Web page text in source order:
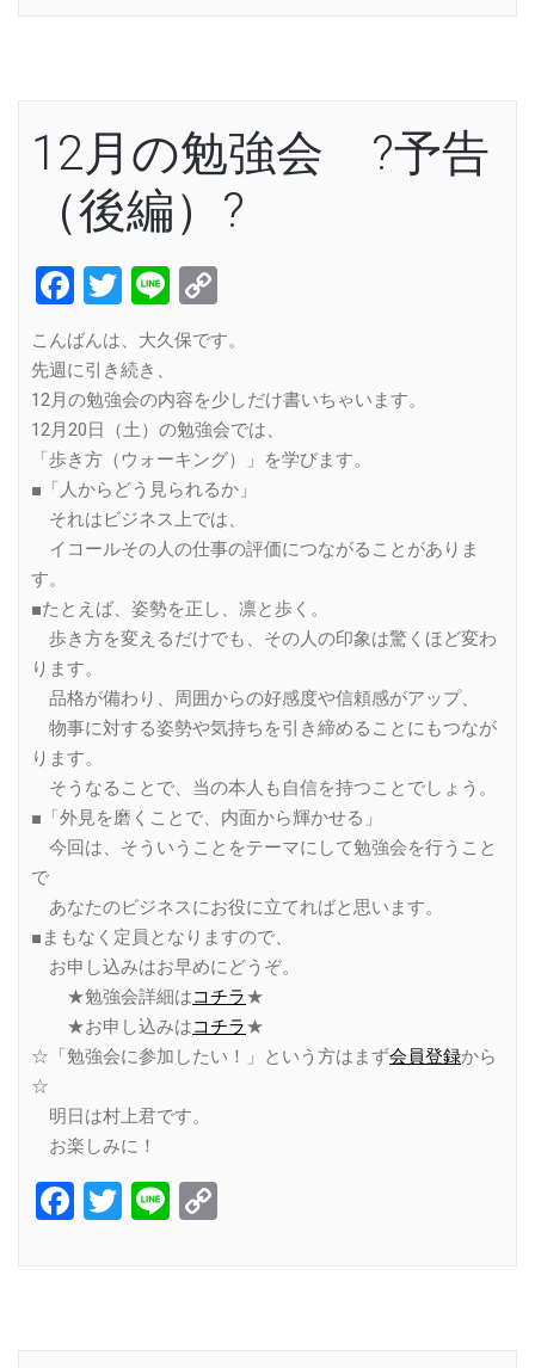
12月の勉強会 ?予告
（後編）?
Facebook
Twitter
Line
Link
こんばんは、大久保です。
先週に引き続き、
12月の勉強会の内容を少しだけ書いちゃいます。
12月20日（土）の勉強会では、
「歩き方（ウォーキング）」を学びます。
■「人からどう見られるか」
それはビジネス上では、
イコールその人の仕事の評価につながることがありま
す。
■たとえば、姿勢を正し、凛と歩く。
歩き方を変えるだけでも、その人の印象は驚くほど変わ
ります。
品格が備わり、周囲からの好感度や信頼感がアップ、
物事に対する姿勢や気持ちを引き締めることにもつなが
ります。
そうなることで、当の本人も自信を持つことでしょう。
■「外見を磨くことで、内面から輝かせる」
今回は、そういうことをテーマにして勉強会を行うこと
で
あなたのビジネスにお役に立てればと思います。
■まもなく定員となりますので、
お申し込みはお早めにどうぞ。
★勉強会詳細はコチラ★
★お申し込みはコチラ★
☆「勉強会に参加したい！」という方はまず会員登録から
☆
明日は村上君です。
お楽しみに！
Facebook
Twitter
Line